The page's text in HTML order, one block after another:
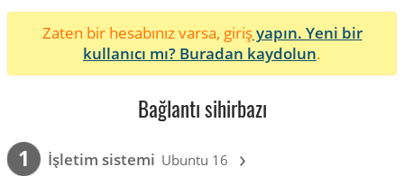
Zaten bir hesabınız varsa, girişyapın. Yeni bir
kullanıcı mı? Buradan kaydolun.
Bağlantı sihirbazı
1 İşletim sistemi Ubuntu 16 ›